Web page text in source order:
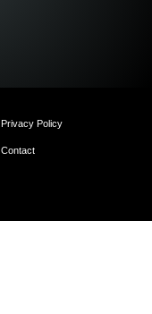
Privacy Policy
Contact